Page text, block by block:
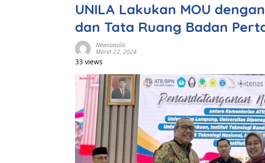
UNILA Lakukan MOU
dan Tata Ruang Badan
Newsanalis
Maret 22, 2024
33 views